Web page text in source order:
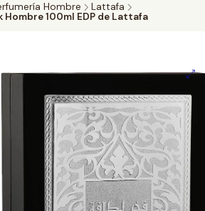
Hombre
Lattafa
Hombre 100ml EDP de Lattafa